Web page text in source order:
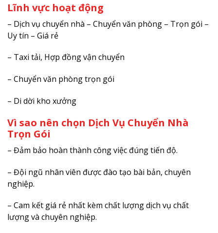
Lĩnh vực hoạt động
– Dịch vụ chuyển nhà – Chuyển văn phòng – Trọn gói –
Uy tín – Giá rẻ
– Taxi tải, Hợp đồng vận chuyển
– Chuyển văn phòng trọn gói
– Di dời kho xưởng
Vì sao nên chọn Dịch Vụ Chuyển Nhà
Trọn Gói
– Đảm bảo hoàn thành công việc đúng tiến độ.
– Đội ngũ nhân viên được đào tạo bài bản, chuyên
nghiệp.
– Cam kết giá rẻ nhất kèm chất lượng dịch vụ chất
lượng và chuyên nghiệp.